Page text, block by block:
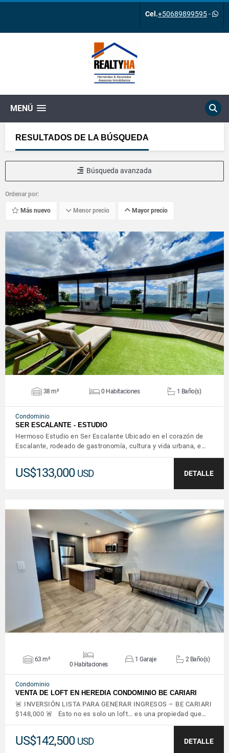
Cel.+50689899595-
MENÚ
RESULTADOS DE LA BÚSQUEDA
Búsqueda avanzada
Ordenar por:
Más nuevo Menor precio Mayor precio
VER DETALLES
38 m² 0 Habitaciones 1 Baño(s)
Condominio
SER ESCALANTE - ESTUDIO
Hermoso Estudio en Ser Escalante Ubicado en el corazón de
Escalante, rodeado de gastronomía, cultura y vida urbana, e…
US$133,000 USD DETALLE
VER DETALLES
63 m²
0 Habitaciones
1 Garaje 2 Baño(s)
Condominio
VENTA DE LOFT EN HEREDIA CONDOMINIO BE CARIARI
🚨 INVERSIÓN LISTA PARA GENERAR INGRESOS – BE CARIARI
$148,000 🚨 Esto no es solo un loft… es una propiedad que…
US$142,500 USD DETALLE